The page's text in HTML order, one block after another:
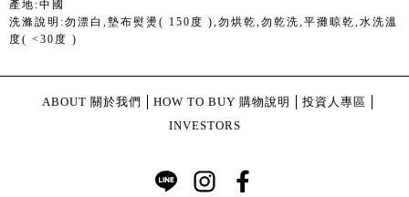
產地:中國
洗滌說明:勿漂白,墊布熨燙( 150度 ),勿烘乾,勿乾洗,平攤晾乾,水洗溫
度( <30度 )
ABOUT 關於我們 HOW TO BUY 購物說明
投資人專區
INVESTORS